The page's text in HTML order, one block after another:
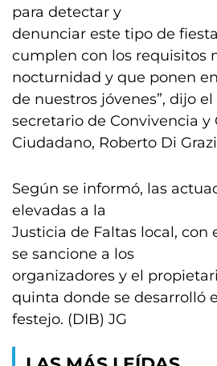
para detectar y
denunciar este tipo de
cumplen con los requisitos
nocturnidad y que ponen
de nuestros jóvenes”, dijo el
secretario de Convivencia y
Ciudadano, Roberto Di
Según se informó, las
elevadas a la
Justicia de Faltas local, con
se sancione a los
organizadores y el
quinta donde se desarrolló
festejo. (DIB) JG